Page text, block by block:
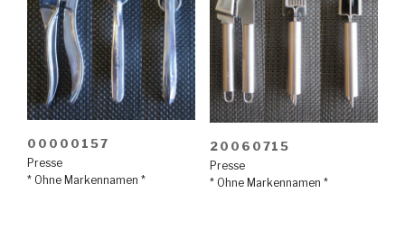
00000157
Presse
* Ohne Markennamen *
20060715
Presse
* Ohne Markennamen *